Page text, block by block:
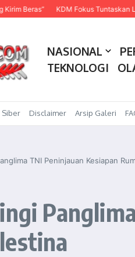
KDM Fokus Tuntaskan Layanan Dasar
NASIONAL
TEKNOLOGI
Siber Disclaimer Arsip Galeri
TNI Peninjauan Kesiapan